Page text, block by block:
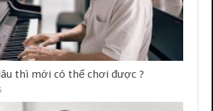
thì mới có thể chơi được ?